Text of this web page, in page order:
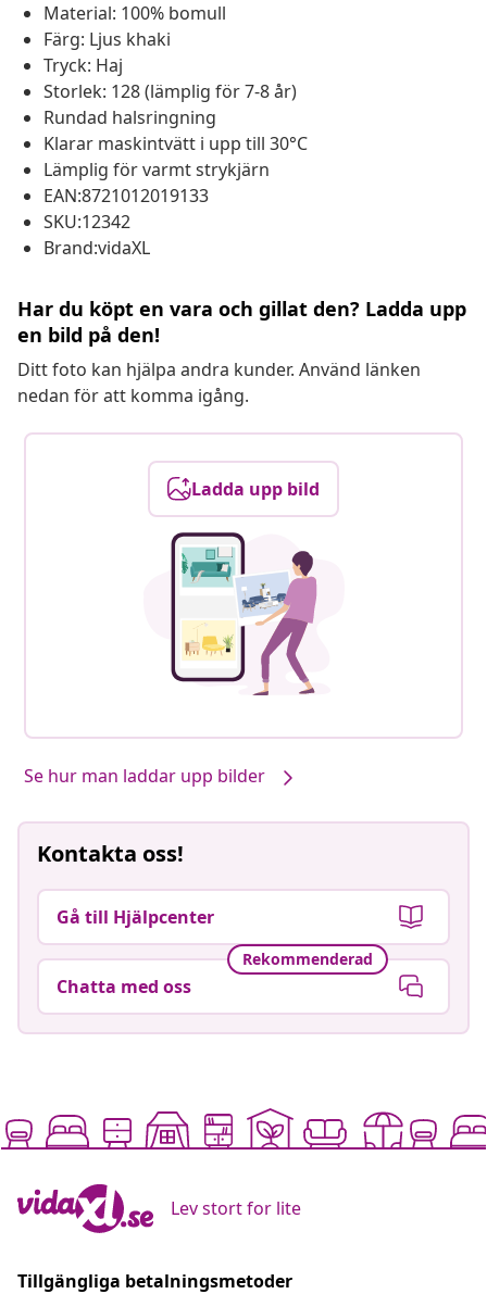
Material: 100% bomull
Färg: Ljus khaki
Tryck: Haj
Storlek: 128 (lämplig för 7-8 år)
Rundad halsringning
Klarar maskintvätt i upp till 30°C
Lämplig för varmt strykjärn
EAN:8721012019133
SKU:12342
Brand:vidaXL
Har du köpt en vara och gillat den? Ladda upp
en bild på den!
Ditt foto kan hjälpa andra kunder. Använd länken
nedan för att komma igång.
Ladda upp bild
Se hur man laddar upp bilder
Kontakta oss!
Gå till Hjälpcenter
Rekommenderad
Chatta med oss
Lev stort for lite
Tillgängliga betalningsmetoder